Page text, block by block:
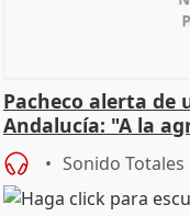
Pacheco alerta de
Andalucía: "A la
Sonido Totales